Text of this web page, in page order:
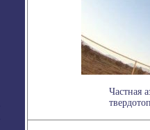
Частная